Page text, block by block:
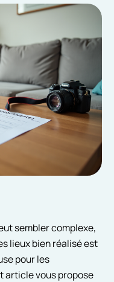
sembler complexe,
lieux bien réalisé est
pour les
article vous propose